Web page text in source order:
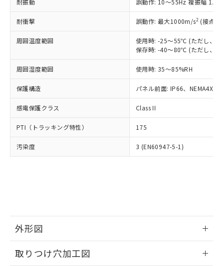
耐振動 誤動作: 10～55Hz 複振幅
耐衝撃 誤動作: 最大1000m/s2 (接点
周囲温度範囲
使用時: -25～55℃ (ただし、氷
保存時: -40～80℃ (ただし、氷
周囲湿度範囲 使用時: 35～85%RH
保護構造 パネル前面: IP66、NEMA4X,
感電保護クラス Class II
PTI（トラッキング特性） 175
汚染度 3 (EN60947-5-1)
外形図
取りつけ穴加工図
正式な納期状況および標準価格はお客
様のお取引先、またはお客様担当のオ
ムロン制御機器販売店・当社販売員に
オムロン制御機器販売店や当社販売拠
販売ネットワーク
」をご確認
在庫状況および標準価格結果を当社の
事前の承諾なく第三者に漏洩または開
示しないようお願いします。
マイパーツ機能（部品リスト作成サー
ビス）をご利用いただくには、I-Web
メンバーズにご登録されている必要が
お客様が当ウェブサイト上で当社にご
指します。
但し、RoHS指令で産業用監視および制御機器に対する
適用除外項目は除く。
フタル酸エステル類の４物質については閾値を超える意
図的な使用がないことを確認しています。
部品在庫の切り替え状況などにより、予定
月が前後することがあります。
※3 非含有証明書ダウンロード
51物質の非含有証明書（当社基準）
※本証明書は発行日時点で非含有を証明す
るもので、過去に遡って非含有を証明する
ものではありません。
また、RoHS指令のフタル酸エステル類４
DBP(フタル酸ジブチル) : 1000ppm、 DIBP(フタル酸ジ
イソブチル) : 1000ppm、 BBP(フタル酸ブチルベンジ
DEHP(フタル酸ビス(2-エチルヘキシル)) : 1000ppm
準値以下であることを示します。
「10」：通常の使用状況下において有害物
質が外部に漏えいし、環境に深刻な影響を
及ぼさない年数を意味します。
「－」：未確認です。当社販売部門へお問
全に破砕するなど、違法に輸出されな
いよう必要な手段を講じます。
当社は貴社製品を、核兵器、ミサイ
ル、化学兵器、生物兵器またはその他
武器並びにこれらの製造装置等に一切
当社は、貴社製品を第三者に販売する
場合は、上記1、2および3の内容を当
該第三者に通知します。また当社は、
販売先および販売に係わる関係者が違
法に輸出するおそれがある場合は、取
り引きをいたしません。
一定数には満たないが在庫あり
－
在庫なし(最新の在庫状況につ
いては、お客様のお取引先、ま
たはお客様担当のオムロン制御
機器販売店・当社販売員にご確
空
受注生産機種、また在庫状況の
情報を公開していない機種